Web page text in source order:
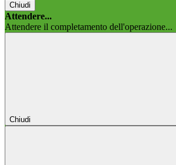
Chiudi
Attendere...
Attendere il completamento dell'operazione...
Chiudi